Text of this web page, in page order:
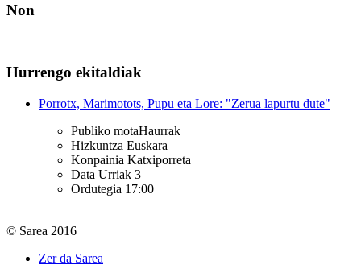
Non
Hurrengo ekitaldiak
Porrotx, Marimotots, Pupu eta Lore: "Zerua lapurtu dute"
Publiko motaHaurrak
Hizkuntza Euskara
Konpainia Katxiporreta
Data Urriak 3
Ordutegia 17:00
© Sarea 2016
Zer da Sarea